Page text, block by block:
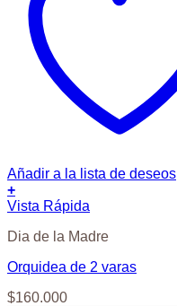
Añadir a la lista de deseos
+
Vista Rápida
Dia de la Madre
Orquidea de 2 varas
$160.000